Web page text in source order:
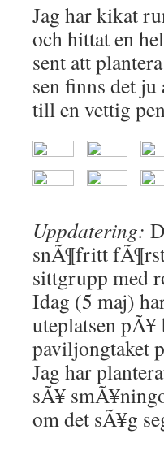
Jag har kikat
och hittat en
sent att
sen finns det
till en vettig
Uppdatering:
snÃ¶fritt
sittgrupp med
Idag (5 maj)
uteplatsen pÃ¥
paviljongtaket
Jag har
sÃ¥
om det sÃ¥g